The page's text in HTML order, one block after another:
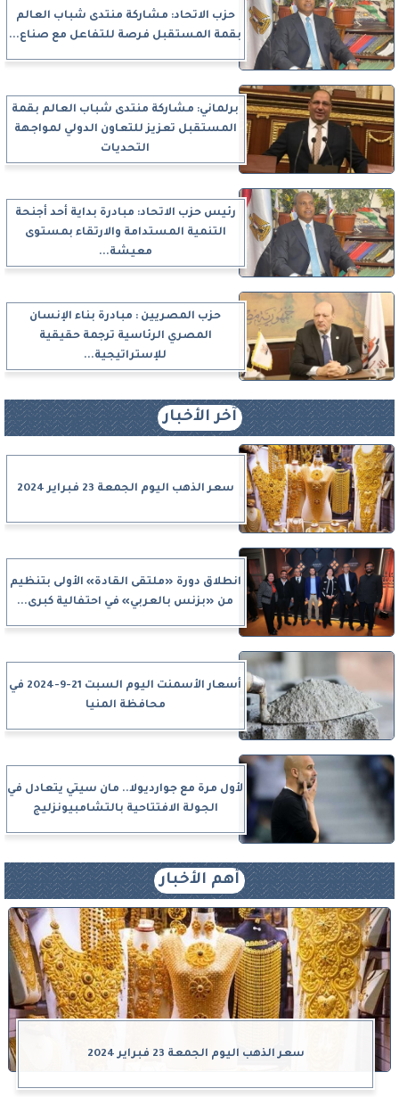
حزب الاتحاد: مشاركة منتدى شباب العالم
بقمة المستقبل فرصة للتفاعل مع صناع...
برلماني: مشاركة منتدى شباب العالم بقمة
المستقبل تعزيز للتعاون الدولي لمواجهة
التحديات
رئيس حزب الاتحاد: مبادرة بداية أحد أجنحة
التنمية المستدامة والارتقاء بمستوى
معيشة...
حزب المصريين : مبادرة بناء الإنسان
المصري الرئاسية ترجمة حقيقية
للإستراتيجية...
آخر الأخبار
سعر الذهب اليوم الجمعة 23 فبراير 2024
انطلاق دورة «ملتقى القادة» الأولى بتنظيم
من «بزنس بالعربي» في احتفالية كبرى...
أسعار الأسمنت اليوم السبت 21-9-2024 في
محافظة المنيا
لأول مرة مع جوارديولا.. مان سيتي يتعادل في
الجولة الافتتاحية بالتشامبيونزليج
أهم الأخبار
سعر الذهب اليوم الجمعة 23 فبراير 2024